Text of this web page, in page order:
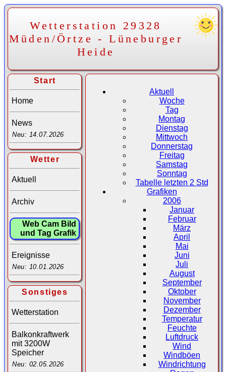
Wetterstation 29328
Müden/Örtze - Lüneburger
Heide
Start
Home
News
Neu: 14.07.2026
Wetter
Aktuell
Archiv
Web Cam Bild
und Tag Grafik
Ereignisse
Neu: 10.01.2026
Sonstiges
Wetterstation
Balkonkraftwerk
mit 3200W
Speicher
Neu: 02.05.2026
Aktuell
Woche
Tag
Montag
Dienstag
Mittwoch
Donnerstag
Freitag
Samstag
Sonntag
Tabelle letzten 2 Std
Grafiken
2006
Januar
Februar
März
April
Mai
Juni
Juli
August
September
Oktober
November
Dezember
Temperatur
Feuchte
Luftdruck
Wind
Windböen
Windrichtung